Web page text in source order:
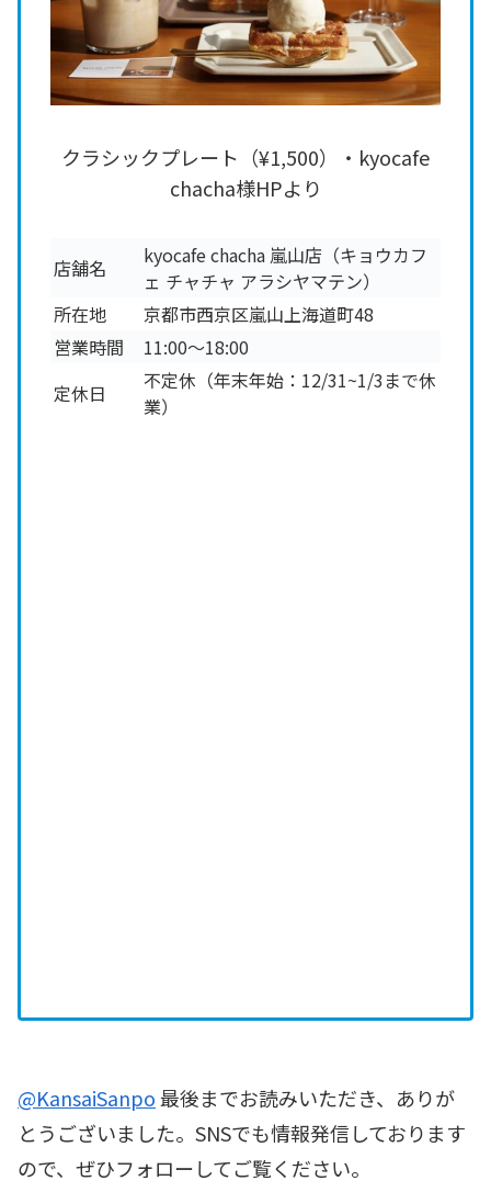
クラシックプレート（¥1,500）・kyocafe
chacha様HPより
店舗名
kyocafe chacha 嵐山店（キョウカフ
ェ チャチャ アラシヤマテン）
所在地
京都市西京区嵐山上海道町48
営業時間
11:00〜18:00
定休日
不定休（年末年始：12/31~1/3まで休
業）
@KansaiSanpo最後までお読みいただき、ありが
とうございました。SNSでも情報発信しております
ので、ぜひフォローしてご覧ください。